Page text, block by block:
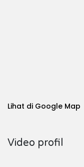
Lihat di Google Map
Video profil